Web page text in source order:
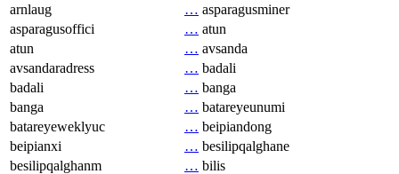
arnlaug
… asparagusminer
asparagusoffici
… atun
atun
… avsanda
avsandaradress
… badali
badali
… banga
banga
… batareyeunumi
batareyeweklyuc
… beipiandong
beipianxi
… besilipqalghane
besilipqalghanm
… bilis